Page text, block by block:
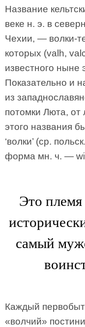
Название
веке н. э. в
Чехии, — волки-
которых (valh,
известного ныне
Показательно и
из
потомки Люта, от
этого названия
‘волки’ (ср.
форма мн. ч. —
Это племя
самый
Каждый
«волчий»